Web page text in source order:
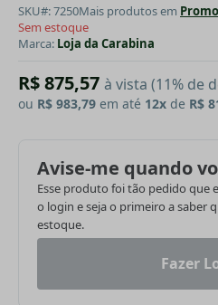
SKU#: 7250Mais produtos em
Sem estoque
Marca: Loja da Carabina
R$ 875,57 à vista (11% de
ou R$ 983,79 em até 12x de R$
Avise-me quando
Esse produto foi tão pedido que
o login e seja o primeiro a saber
estoque.
Fazer